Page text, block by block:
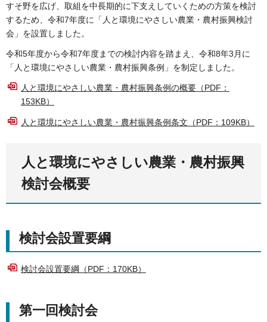
すそ野を広げ、取組を中長期的に下支えしていくための方策を検討
するため、令和7年度に「人と環境にやさしい農業・農村振興検討
会」を設置しました。
令和5年度から令和7年度までの検討内容を踏まえ、令和8年3月に
「人と環境にやさしい農業・農村振興条例」を制定しました。
人と環境にやさしい農業・農村振興条例の概要（PDF：
153KB）
人と環境にやさしい農業・農村振興条例条文（PDF：109KB）
人と環境にやさしい農業・農村振興
検討会概要
検討会設置要綱
検討会設置要綱（PDF：170KB）
第一回検討会